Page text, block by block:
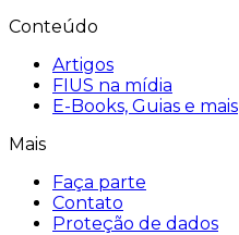
Conteúdo
Artigos
FIUS na mídia
E-Books, Guias e mais
Mais
Faça parte
Contato
Proteção de dados